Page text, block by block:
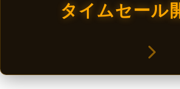
タイムセール